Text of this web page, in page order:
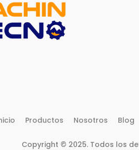
Productos Nosotros Blog
Copyright © 2025. Todos los